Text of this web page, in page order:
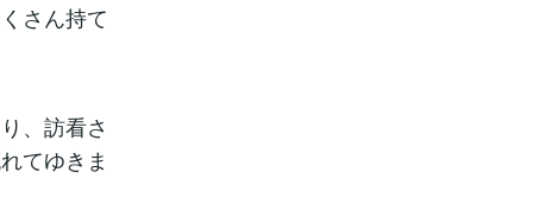
さん持て
、訪看さ
てゆきま